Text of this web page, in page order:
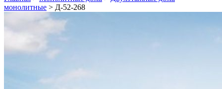
монолитные > Д-52-268